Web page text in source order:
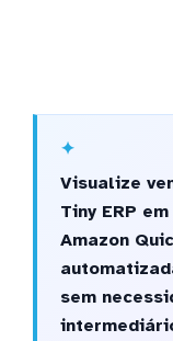
Visualize
Tiny ERP
Amazon
sem